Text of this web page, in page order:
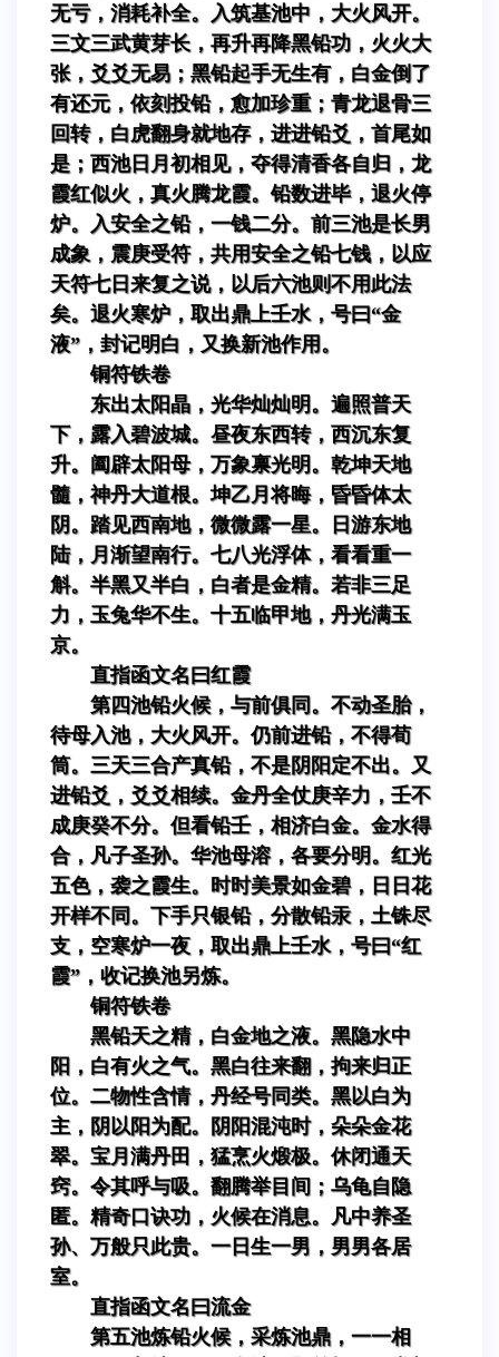
无亏，消耗补全。入筑基池中，大火风开。
三文三武黄芽长，再升再降黑铅功，火火大
张，爻爻无易；黑铅起手无生有，白金倒了
有还元，依刻投铅，愈加珍重；青龙退骨三
回转，白虎翻身就地存，进进铅爻，首尾如
是；西池日月初相见，夺得清香各自归，龙
霞红似火，真火腾龙霞。铅数进毕，退火停
炉。入安全之铅，一钱二分。前三池是长男
成象，震庚受符，共用安全之铅七钱，以应
天符七日来复之说，以后六池则不用此法
矣。退火寒炉，取出鼎上壬水，号曰“金
液”，封记明白，又换新池作用。
铜符铁卷
东出太阳晶，光华灿灿明。遍照普天
下，露入碧波城。昼夜东西转，西沉东复
升。阖辟太阳母，万象禀光明。乾坤天地
髓，神丹大道根。坤乙月将晦，昏昏体太
阴。踏见西南地，微微露一星。日游东地
陆，月渐望南行。七八光浮体，看看重一
斛。半黑又半白，白者是金精。若非三足
力，玉兔华不生。十五临甲地，丹光满玉
京。
直指函文名曰红霞
第四池铅火候，与前俱同。不动圣胎，
待母入池，大火风开。仍前进铅，不得荀
筒。三天三合产真铅，不是阴阳定不出。又
进铅爻，爻爻相续。金丹全仗庚辛力，壬不
成庚癸不分。但看铅壬，相济白金。金水得
合，凡子圣孙。华池母溶，各要分明。红光
五色，袭之霞生。时时美景如金碧，日日花
开样不同。下手只银铅，分散铅汞，土铢尽
支，空寒炉一夜，取出鼎上壬水，号曰“红
霞”，收记换池另炼。
铜符铁卷
黑铅天之精，白金地之液。黑隐水中
阳，白有火之气。黑白往来翻，拘来归正
位。二物性含情，丹经号同类。黑以白为
主，阴以阳为配。阴阳混沌时，朵朵金花
翠。宝月满丹田，猛烹火煅极。休闭通天
窍。令其呼与吸。翻腾举目间；乌龟自隐
匿。精奇口诀功，火候在消息。凡中养圣
孙、万般只此贵。一日生一男，男男各居
室。
直指函文名曰流金
第五池炼铅火候，采炼池鼎，一一相